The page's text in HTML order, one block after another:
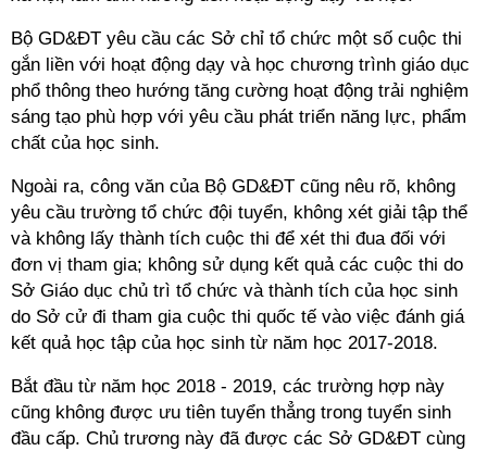
Bộ GD&ĐT yêu cầu các Sở chỉ tổ chức một số cuộc thi
gắn liền với hoạt động dạy và học chương trình giáo dục
phổ thông theo hướng tăng cường hoạt động trải nghiệm
sáng tạo phù hợp với yêu cầu phát triển năng lực, phẩm
chất của học sinh.
Ngoài ra, công văn của Bộ GD&ĐT cũng nêu rõ, không
yêu cầu trường tổ chức đội tuyển, không xét giải tập thể
và không lấy thành tích cuộc thi để xét thi đua đối với
đơn vị tham gia; không sử dụng kết quả các cuộc thi do
Sở Giáo dục chủ trì tổ chức và thành tích của học sinh
do Sở cử đi tham gia cuộc thi quốc tế vào việc đánh giá
kết quả học tập của học sinh từ năm học 2017-2018.
Bắt đầu từ năm học 2018 - 2019, các trường hợp này
cũng không được ưu tiên tuyển thẳng trong tuyển sinh
đầu cấp. Chủ trương này đã được các Sở GD&ĐT cùng